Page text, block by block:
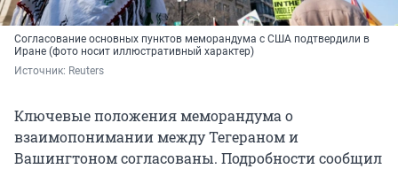
Согласование основных пунктов меморандума с США подтвердили в
Иране (фото носит иллюстративный характер)
Источник: Reuters
Ключевые положения меморандума о
взаимопонимании между Тегераном и
Вашингтоном согласованы. Подробности сообщил